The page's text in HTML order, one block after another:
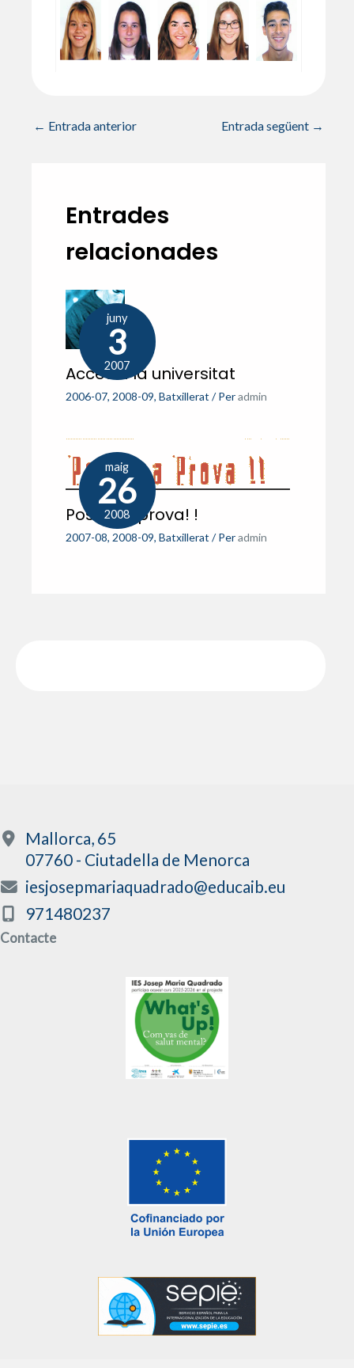
← Entrada anterior Entrada següent →
Entrades
relacionades
juny
3
2007
Accés a la universitat
2006-07, 2008-09, Batxillerat / Per admin
maig
26
2008
Posa’ t a prova! !
2007-08, 2008-09, Batxillerat / Per admin
Mallorca, 65
07760 - Ciutadella de Menorca
iesjosepmariaquadrado@educaib.eu
971480237
Contacte